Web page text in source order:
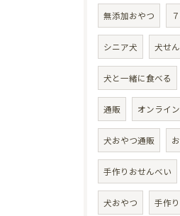
無添加おやつ
シニア犬 犬せ
犬と一緒に食べる
通販 オンライ
犬おやつ通販
手作りおせんべい
犬おやつ 手作